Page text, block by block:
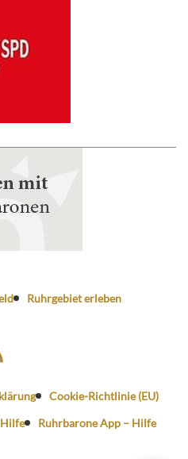
Ruhrgebiet erleben
Cookie-Richtlinie (EU)
Ruhrbarone App – Hilfe